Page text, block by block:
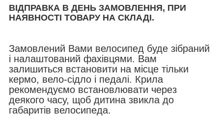
ВІДПРАВКА В ДЕНЬ ЗАМОВЛЕННЯ, ПРИ
НАЯВНОСТІ ТОВАРУ НА СКЛАДІ.
Замовлений Вами велосипед буде зібраний
і налаштований фахівцями. Вам
залишиться встановити на місце тільки
кермо, вело-сідло і педалі. Крила
рекомендуємо встановлювати через
деякого часу, щоб дитина звикла до
габаритів велосипеда.